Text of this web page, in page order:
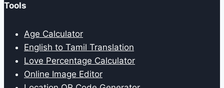
Tools
Age Calculator
English to Tamil Translation
Love Percentage Calculator
Online Image Editor